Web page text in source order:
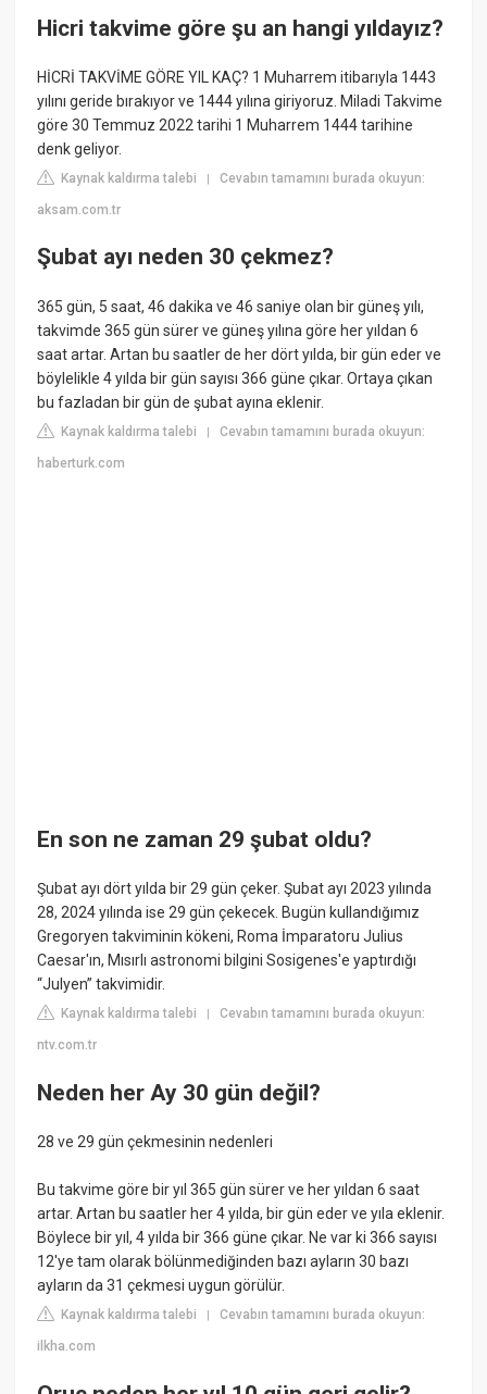
Hicri takvime göre şu an hangi yıldayız?
HİCRİ TAKVİME GÖRE YIL KAÇ? 1 Muharrem itibarıyla 1443
yılını geride bırakıyor ve 1444 yılına giriyoruz. Miladi Takvime
göre 30 Temmuz 2022 tarihi 1 Muharrem 1444 tarihine
denk geliyor.
Kaynak kaldırma talebi |Cevabın tamamını burada okuyun:
aksam.com.tr
Şubat ayı neden 30 çekmez?
365 gün, 5 saat, 46 dakika ve 46 saniye olan bir güneş yılı,
takvimde 365 gün sürer ve güneş yılına göre her yıldan 6
saat artar. Artan bu saatler de her dört yılda, bir gün eder ve
böylelikle 4 yılda bir gün sayısı 366 güne çıkar. Ortaya çıkan
bu fazladan bir gün de şubat ayına eklenir.
Kaynak kaldırma talebi |Cevabın tamamını burada okuyun:
haberturk.com
En son ne zaman 29 şubat oldu?
Şubat ayı dört yılda bir 29 gün çeker. Şubat ayı 2023 yılında
28, 2024 yılında ise 29 gün çekecek. Bugün kullandığımız
Gregoryen takviminin kökeni, Roma İmparatoru Julius
Caesar'ın, Mısırlı astronomi bilgini Sosigenes'e yaptırdığı
“Julyen” takvimidir.
Kaynak kaldırma talebi |Cevabın tamamını burada okuyun:
ntv.com.tr
Neden her Ay 30 gün değil?
28 ve 29 gün çekmesinin nedenleri
Bu takvime göre bir yıl 365 gün sürer ve her yıldan 6 saat
artar. Artan bu saatler her 4 yılda, bir gün eder ve yıla eklenir.
Böylece bir yıl, 4 yılda bir 366 güne çıkar. Ne var ki 366 sayısı
12'ye tam olarak bölünmediğinden bazı ayların 30 bazı
ayların da 31 çekmesi uygun görülür.
Kaynak kaldırma talebi |Cevabın tamamını burada okuyun:
ilkha.com